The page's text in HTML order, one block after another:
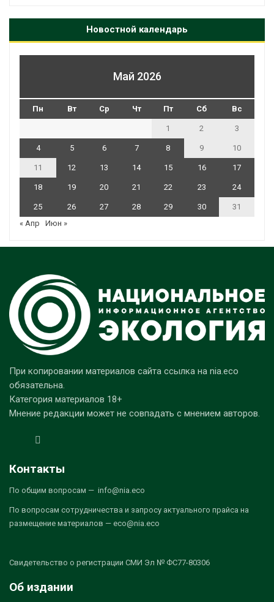
Новостной календарь
Май 2026
Пн Вт Ср Чт Пт Сб Вс
1 2 3
4 5 6 7 8 9 10
11 12 13 14 15 16 17
18 19 20 21 22 23 24
25 26 27 28 29 30
31
« Апр
Июн »
При копировании материалов сайта ссылка на nia.eco
обязательна.
Категория материалов 18+
Мнение редакции может не совпадать с мнением авторов.
Контакты
По общим вопросам — info@nia.eco
По вопросам сотрудничества и запросу актуального прайса на
размещение материалов — eco@nia.eco
Свидетельство о регистрации СМИ Эл № ФС77-80306
Об издании